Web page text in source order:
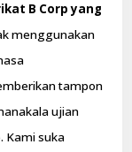
B Corp yang
menggunakan
tampon
ujian
Kami suka